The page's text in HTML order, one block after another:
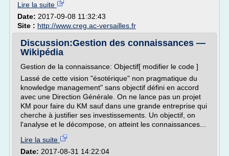
Lire la suite
Date: 2017-09-08 11:32:43
Site : http://www.creg.ac-versailles.fr
Discussion:Gestion des connaissances —
Wikipédia
Gestion de la connaissance: Objectif[ modifier le code ]
Lassé de cette vision "ésotérique" non pragmatique du
knowledge management" sans objectif défini en accord
avec une Direction Générale. On ne lance pas un projet
KM pour faire du KM sauf dans une grande entreprise qui
cherche à justifier ses investissements. Un objectif, on
l'analyse et le décompose, on atteint les connaissances...
Lire la suite
Date: 2017-08-31 14:22:04